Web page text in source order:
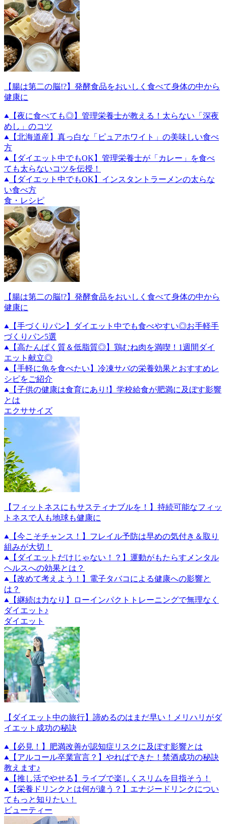
【腸は第二の脳!?】発酵食品をおいしく食べて身体の中から
健康に
【夜に食べても◎】管理栄養士が教える！太らない「深夜
めし」のコツ
【北海道産】真っ白な「ピュアホワイト」の美味しい食べ
方
【ダイエット中でもOK】管理栄養士が「カレー」を食べ
ても太らないコツを伝授！
【ダイエット中でもOK】インスタントラーメンの太らな
い食べ方
食・レシピ
【腸は第二の脳!?】発酵食品をおいしく食べて身体の中から
健康に
【手づくりパン】ダイエット中でも食べやすい◎お手軽手
づくりパン5選
【高たんぱく質＆低脂質◎】鶏むね肉を満喫！1週間ダイ
エット献立◎
【手軽に魚を食べたい】冷凍サバの栄養効果とおすすめレ
シピをご紹介
【子供の健康は食育にあり!】学校給食が肥満に及ぼす影響
とは
エクササイズ
【フィットネスにもサスティナブルを！】持続可能なフィッ
トネスで人も地球も健康に
【今こそチャンス！】フレイル予防は早めの気付き＆取り
組みが大切！
【ダイエットだけじゃない！？】運動がもたらすメンタル
ヘルスへの効果とは？
【改めて考えよう！】電子タバコによる健康への影響と
は？
【継続は力なり】ローインパクトトレーニングで無理なく
ダイエット♪
ダイエット
【ダイエット中の旅行】諦めるのはまだ早い！メリハリがダ
イエット成功の秘訣
【必見！】肥満改善が認知症リスクに及ぼす影響とは
【アルコール卒業宣言？】やればできた！禁酒成功の秘訣
教えます♪
【推し活でやせる】ライブで楽しくスリムを目指そう！
【栄養ドリンクとは何が違う？】エナジードリンクについ
てもっと知りたい！
ビューティー